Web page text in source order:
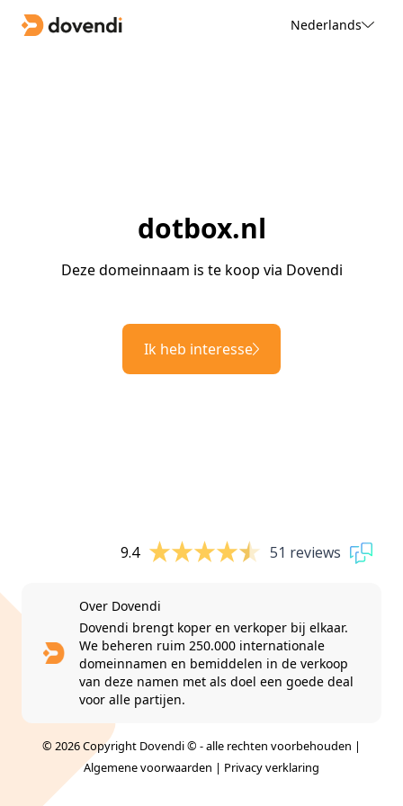
Nederlands
dotbox.nl
Deze domeinnaam is te koop via Dovendi
Ik heb interesse
9.4 51 reviews
Over Dovendi
Dovendi brengt koper en verkoper bij elkaar.
We beheren ruim 250.000 internationale
domeinnamen en bemiddelen in de verkoop
van deze namen met als doel een goede deal
voor alle partijen.
© 2026 Copyright Dovendi © - alle rechten voorbehouden |
Algemene voorwaarden | Privacy verklaring